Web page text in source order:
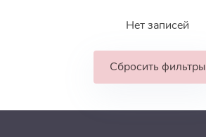
Нет записей
Сбросить фильтры